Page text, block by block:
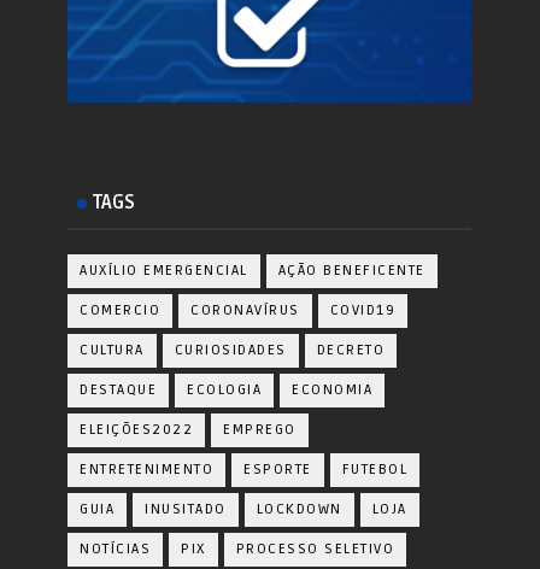
TAGS
AUXÍLIO EMERGENCIAL AÇÃO BENEFICENTE
COMERCIO CORONAVÍRUS COVID19
CULTURA CURIOSIDADES DECRETO
DESTAQUE ECOLOGIA ECONOMIA
ELEIÇÕES2022 EMPREGO
ENTRETENIMENTO ESPORTE FUTEBOL
GUIA INUSITADO LOCKDOWN LOJA
NOTÍCIAS PIX PROCESSO SELETIVO